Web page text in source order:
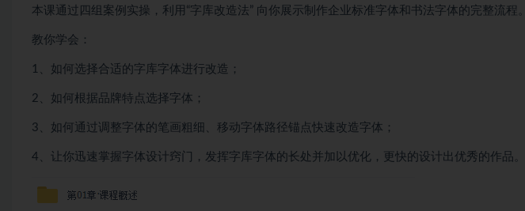
本课通过四组案例实操，利用“字库改造法” 向你展示制作企业标准字体和书法字体的完整流程。
教你学会：
1、如何选择合适的字库字体进行改造；
2、如何根据品牌特点选择字体；
3、如何通过调整字体的笔画粗细、移动字体路径锚点快速改造字体；
4、让你迅速掌握字体设计窍门，发挥字库字体的长处并加以优化，更快的设计出优秀的作品。